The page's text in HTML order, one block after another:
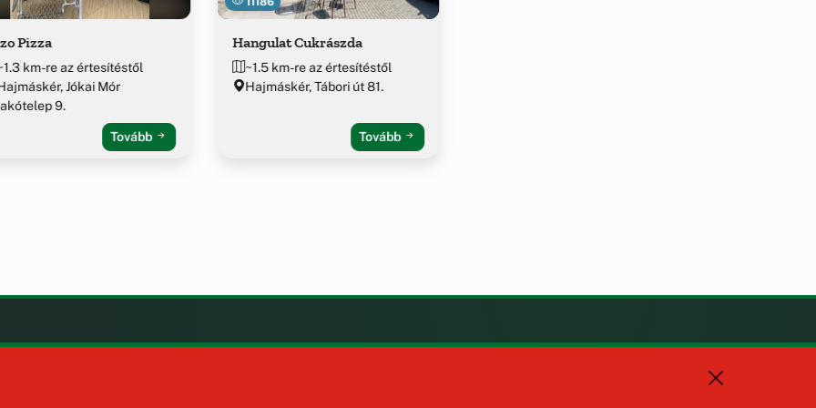
Pizza
km-re az értesítéstől
Jókai Mór
9.
Tovább
Hangulat Cukrászda
~1.5 km-re az értesítéstől
Hajmáskér, Tábori út 81.
Tovább
KIEGÉSZÍTÉS KAPCSOLAT